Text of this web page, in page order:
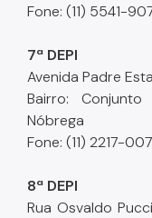
Fone: (11) 5541-
7ª DEPI
Avenida Padre
Bairro:
Nóbrega
Fone: (11) 2217-
8ª DEPI
Rua Osvaldo